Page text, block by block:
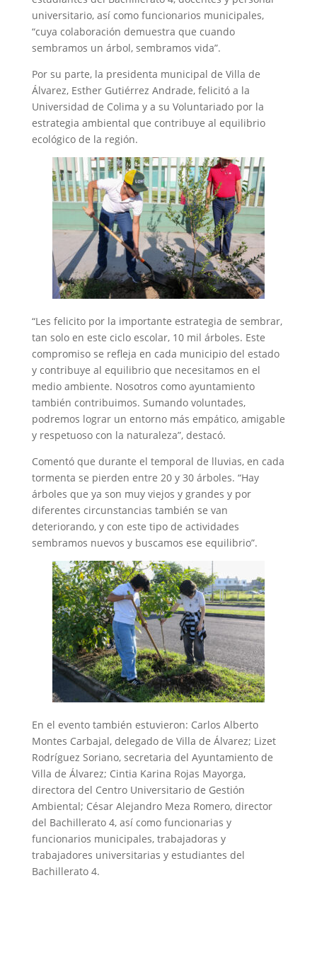
universitario, así como funcionarios municipales,
“cuya colaboración demuestra que cuando
sembramos un árbol, sembramos vida”.
Por su parte, la presidenta municipal de Villa de
Álvarez, Esther Gutiérrez Andrade, felicitó a la
Universidad de Colima y a su Voluntariado por la
estrategia ambiental que contribuye al equilibrio
ecológico de la región.
“Les felicito por la importante estrategia de sembrar,
tan solo en este ciclo escolar, 10 mil árboles. Este
compromiso se refleja en cada municipio del estado
y contribuye al equilibrio que necesitamos en el
medio ambiente. Nosotros como ayuntamiento
también contribuimos. Sumando voluntades,
podremos lograr un entorno más empático, amigable
y respetuoso con la naturaleza”, destacó.
Comentó que durante el temporal de lluvias, en cada
tormenta se pierden entre 20 y 30 árboles. “Hay
árboles que ya son muy viejos y grandes y por
diferentes circunstancias también se van
deteriorando, y con este tipo de actividades
sembramos nuevos y buscamos ese equilibrio”.
En el evento también estuvieron: Carlos Alberto
Montes Carbajal, delegado de Villa de Álvarez; Lizet
Rodríguez Soriano, secretaria del Ayuntamiento de
Villa de Álvarez; Cintia Karina Rojas Mayorga,
directora del Centro Universitario de Gestión
Ambiental; César Alejandro Meza Romero, director
del Bachillerato 4, así como funcionarias y
funcionarios municipales, trabajadoras y
trabajadores universitarias y estudiantes del
Bachillerato 4.